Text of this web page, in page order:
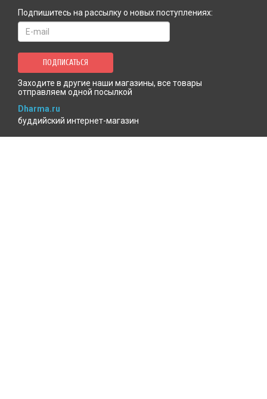
Подпишитесь на рассылку о новых поступлениях:
ПОДПИСАТЬСЯ
Заходите в другие наши магазины, все товары
отправляем одной посылкой
Dharma.ru
буддийский интернет-магазин